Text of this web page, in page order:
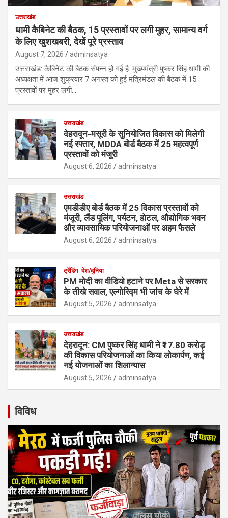
उत्तराखंड
धामी कैबिनेट की बैठक, 15 प्रस्तावों पर लगी मुहर, सामान्य वर्ग
के लिए खुशखबरी, देखें पूरे प्रस्ताव
August 7, 2026 adminsatya
उत्तराखंड: कैबिनेट की बैठक संपन्न हो गई है. मुख्यमंत्री पुष्कर सिंह धामी की
अध्यक्षता में आज शुक्रवार 7 अगस्त को हुई मंत्रिमंडल की बैठक में 15
प्रस्तावों पर मुहर लगी…
उत्तराखंड
देहरादून-मसूरी के सुनियोजित विकास को मिलेगी
नई रफ्तार, MDDA बोर्ड बैठक में 25 महत्वपूर्ण
प्रस्तावों को मंजूरी
August 6, 2026 adminsatya
उत्तराखंड
एमडीडीए बोर्ड बैठक में 25 विकास प्रस्तावों को
मंजूरी, लैंड पूलिंग, पर्यटन, होटल, औद्योगिक भवन
और व्यावसायिक परियोजनाओं पर अहम फैसले
August 6, 2026 adminsatya
ट्रेंडिंग देश/दुनिया
PM मोदी का वीडियो हटाने पर Meta से सरकार
के तीखे सवाल, एल्गोरिद्म भी जांच के घेरे में
August 5, 2026 adminsatya
उत्तराखंड
देहरादून: CM पुष्कर सिंह धामी ने ₹17.80 करोड़
की विकास परियोजनाओं का किया लोकार्पण, कई
नई योजनाओं का शिलान्यास
August 5, 2026 adminsatya
विविध